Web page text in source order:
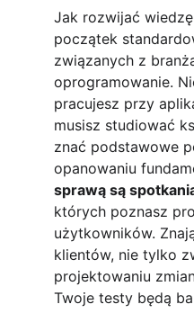
Jak rozwijać
początek
związanych z
oprogramowanie.
pracujesz przy
musisz studiować
znać podstawowe
opanowaniu
sprawą są
których poznasz
użytkowników.
klientów, nie tylko
projektowaniu
Twoje testy będą